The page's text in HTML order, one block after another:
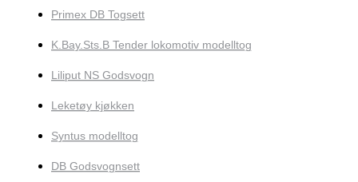
Primex DB Togsett
K.Bay.Sts.B Tender lokomotiv modelltog
Liliput NS Godsvogn
Leketøy kjøkken
Syntus modelltog
DB Godsvognsett